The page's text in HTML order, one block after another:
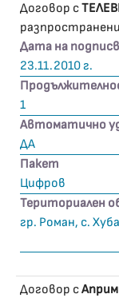
Договор с
Дата на
23.11.2010 г.
1
Автоматично
ДА
Пакет
Цифров
Териториален
гр. Роман, с.
Договор с